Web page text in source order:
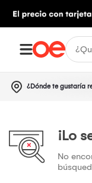
¿Dónde te gustaría
¡Lo
No